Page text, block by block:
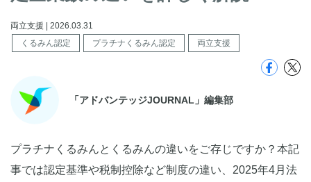
両立支援 | 2026.03.31
くるみん認定
プラチナくるみん認定 両立支援
「アドバンテッジJOURNAL」編集部
プラチナくるみんとくるみんの違いをご存じですか？本記
事では認定基準や税制控除など制度の違い、2025年4月法